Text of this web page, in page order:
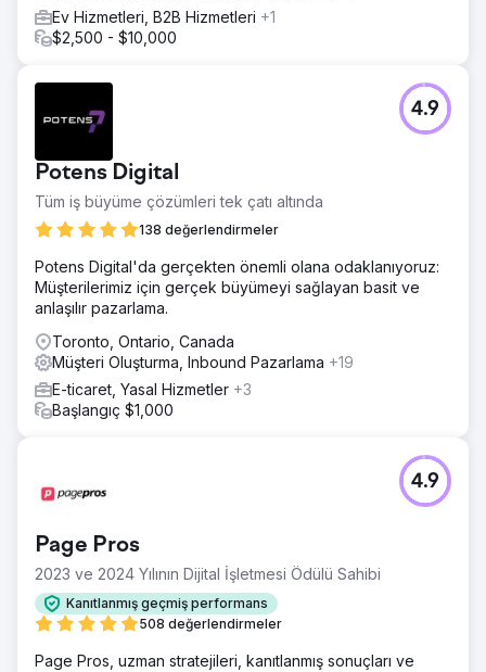
Ev Hizmetleri, B2B Hizmetleri +1
$2,500 - $10,000
Potens Digital
Tüm iş büyüme çözümleri tek çatı altında
138 değerlendirmeler
4.9
Potens Digital'da gerçekten önemli olana odaklanıyoruz:
Müşterilerimiz için gerçek büyümeyi sağlayan basit ve
anlaşılır pazarlama.
Toronto, Ontario, Canada
Müşteri Oluşturma, Inbound Pazarlama +19
E-ticaret, Yasal Hizmetler +3
Başlangıç $1,000
Page Pros
2023 ve 2024 Yılının Dijital İşletmesi Ödülü Sahibi
Kanıtlanmış geçmiş performans
508 değerlendirmeler
4.9
Page Pros, uzman stratejileri, kanıtlanmış sonuçları ve